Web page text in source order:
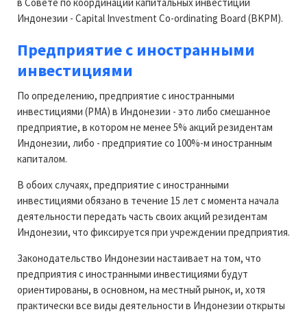
Индонезии - Capital Investment Co-ordinating Board (BKPM).
Предприятие с иностранными
инвестициями
По определению, предприятие с иностранными
инвестициями (РМА) в Индонезии - это либо смешанное
предприятие, в котором не менее 5% акций резидентам
Индонезии, либо - предприятие со 100%-м иностранным
капиталом.
В обоих случаях, предприятие с иностранными
инвестициями обязано в течение 15 лет с момента начала
деятельности передать часть своих акций резидентам
Индонезии, что фиксируется при учреждении предприятия.
Законодательство Индонезии настаивает на том, что
предприятия с иностранными инвестициями будут
ориентированы, в основном, на местный рынок, и, хотя
практически все виды деятельности в Индонезии открыты